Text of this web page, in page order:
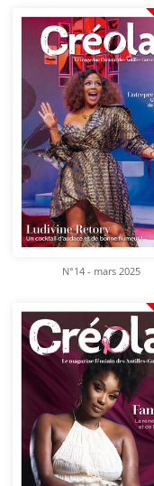
N°14 - mars 2025